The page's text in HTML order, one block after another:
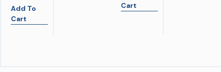
Add To
Cart
Cart